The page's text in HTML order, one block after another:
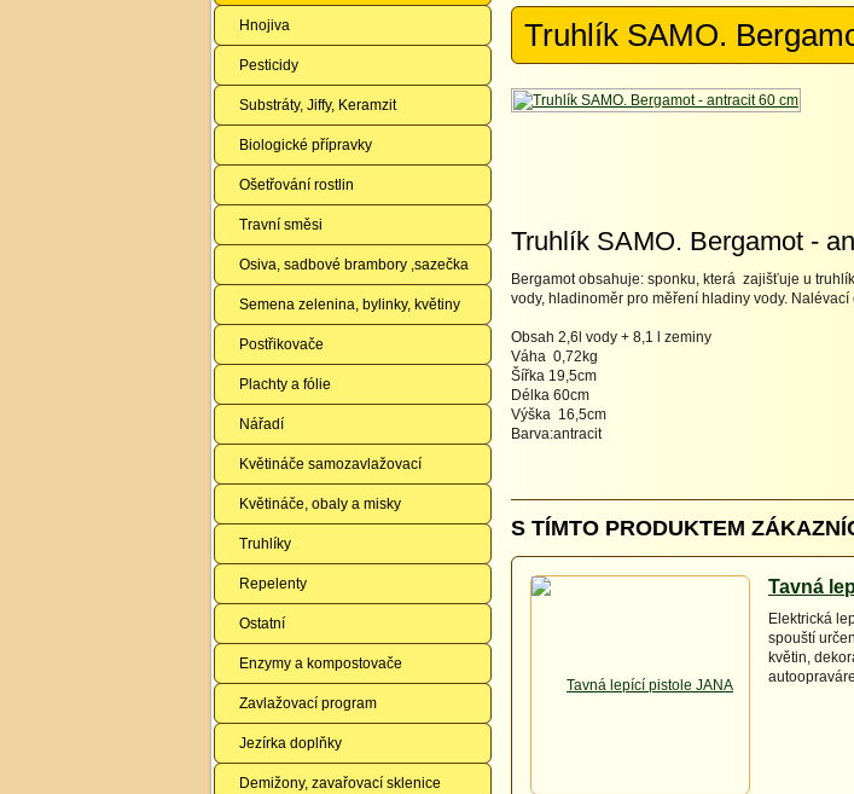
Hnojiva
Pesticidy
Substráty, Jiffy, Keramzit
Biologické přípravky
Ošetřování rostlin
Travní směsi
Osiva, sadbové brambory ,sazečka
Semena zelenina, bylinky, květiny
Postřikovače
Plachty a fólie
Nářadí
Květináče samozavlažovací
Květináče, obaly a misky
Truhlíky
Repelenty
Ostatní
Enzymy a kompostovače
Zavlažovací program
Jezírka doplňky
Demižony, zavařovací sklenice
Truhlík SAMO.
Truhlík SAMO. Bergamot -
Bergamot obsahuje: sponku, která zajišťuje u
vody, hladinoměr pro měření hladiny vody.
Obsah 2,6l vody + 8,1 l zeminy
Váha 0,72kg
Šířka 19,5cm
Délka 60cm
Výška 16,5cm
Barva:antracit
S TÍMTO PRODUKTEM
Tavná
Elektrická
spouští
květin,